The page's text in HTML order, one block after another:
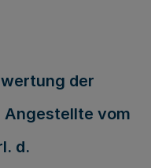
der
vom
d.